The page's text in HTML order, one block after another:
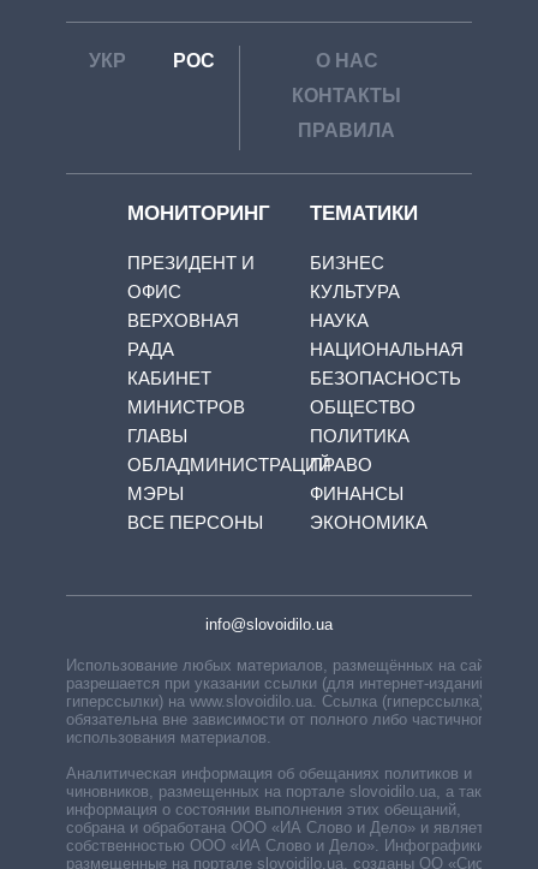
УКР РОС
О НАС
КОНТАКТЫ
ПРАВИЛА
МОНИТОРИНГ
ПРЕЗИДЕНТ И
ОФИС
ВЕРХОВНАЯ
РАДА
КАБИНЕТ
МИНИСТРОВ
ГЛАВЫ
ОБЛАДМИНИСТРАЦИЙ
МЭРЫ
ВСЕ ПЕРСОНЫ
ТЕМАТИКИ
БИЗНЕС
КУЛЬТУРА
НАУКА
НАЦИОНАЛЬНАЯ
БЕЗОПАСНОСТЬ
ОБЩЕСТВО
ПОЛИТИКА
ПРАВО
ФИНАНСЫ
ЭКОНОМИКА
info@slovoidilo.ua
Использование любых материалов, размещённых на сайте,
разрешается при указании ссылки (для интернет-изданий —
гиперссылки) на www.slovoidilo.ua. Ссылка (гиперссылка)
обязательна вне зависимости от полного либо частичного
использования материалов.
Аналитическая информация об обещаниях политиков и
чиновников, размещенных на портале slovoidilo.ua, а также
информация о состоянии выполнения этих обещаний,
собрана и обработана ООО «ИА Слово и Дело» и является
собственностью ООО «ИА Слово и Дело». Инфографики,
размещенные на портале slovoidilo.ua, созданы ОО «Система